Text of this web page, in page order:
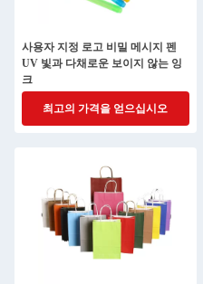
사용자 지정 로고 비밀 메시지 펜
UV 빛과 다채로운 보이지 않는 잉
크
최고의 가격을 얻으십시오